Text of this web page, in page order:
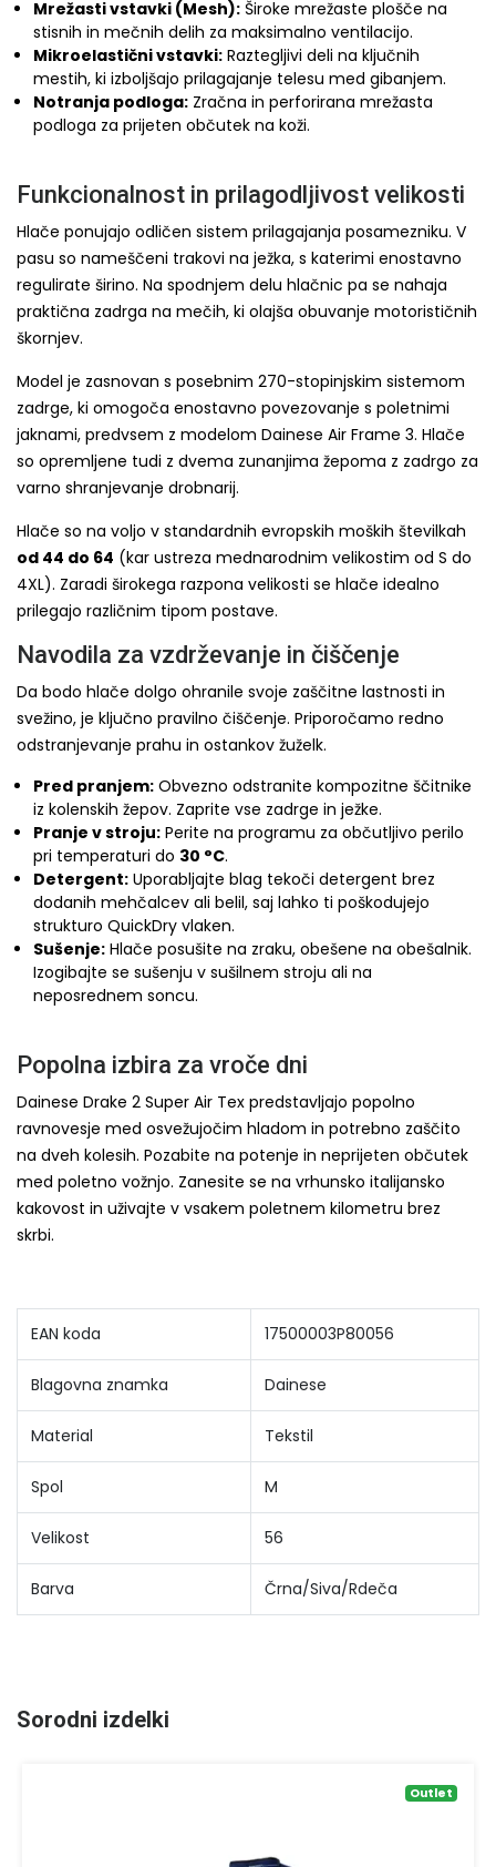
Mrežasti vstavki (Mesh): Široke mrežaste plošče na
stisnih in mečnih delih za maksimalno ventilacijo.
Mikroelastični vstavki: Raztegljivi deli na ključnih
mestih, ki izboljšajo prilagajanje telesu med gibanjem.
Notranja podloga: Zračna in perforirana mrežasta
podloga za prijeten občutek na koži.
Funkcionalnost in prilagodljivost velikosti
Hlače ponujajo odličen sistem prilagajanja posamezniku. V
pasu so nameščeni trakovi na ježka, s katerimi enostavno
regulirate širino. Na spodnjem delu hlačnic pa se nahaja
praktična zadrga na mečih, ki olajša obuvanje motorističnih
škornjev.
Model je zasnovan s posebnim 270-stopinjskim sistemom
zadrge, ki omogoča enostavno povezovanje s poletnimi
jaknami, predvsem z modelom Dainese Air Frame 3. Hlače
so opremljene tudi z dvema zunanjima žepoma z zadrgo za
varno shranjevanje drobnarij.
Hlače so na voljo v standardnih evropskih moških številkah
od 44 do 64 (kar ustreza mednarodnim velikostim od S do
4XL). Zaradi širokega razpona velikosti se hlače idealno
prilegajo različnim tipom postave.
Navodila za vzdrževanje in čiščenje
Da bodo hlače dolgo ohranile svoje zaščitne lastnosti in
svežino, je ključno pravilno čiščenje. Priporočamo redno
odstranjevanje prahu in ostankov žuželk.
Pred pranjem: Obvezno odstranite kompozitne ščitnike
iz kolenskih žepov. Zaprite vse zadrge in ježke.
Pranje v stroju: Perite na programu za občutljivo perilo
pri temperaturi do 30 °C.
Detergent: Uporabljajte blag tekoči detergent brez
dodanih mehčalcev ali belil, saj lahko ti poškodujejo
strukturo QuickDry vlaken.
Sušenje: Hlače posušite na zraku, obešene na obešalnik.
Izogibajte se sušenju v sušilnem stroju ali na
neposrednem soncu.
Popolna izbira za vroče dni
Dainese Drake 2 Super Air Tex predstavljajo popolno
ravnovesje med osvežujočim hladom in potrebno zaščito
na dveh kolesih. Pozabite na potenje in neprijeten občutek
med poletno vožnjo. Zanesite se na vrhunsko italijansko
kakovost in uživajte v vsakem poletnem kilometru brez
skrbi.
EAN koda 17500003P80056
Blagovna znamka Dainese
Material Tekstil
Spol M
Velikost 56
Barva Črna/Siva/Rdeča
Sorodni izdelki
Outlet